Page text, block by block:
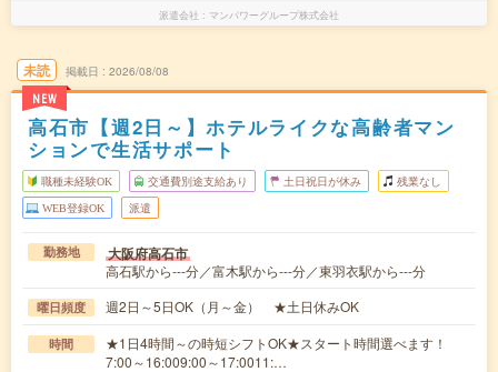
派遣会社 マンパワーグループ株式会社
未読
NEW
掲載日 2026/08/08
高石市【週2日～】ホテルライクな高齢者マン
ションで生活サポート
職種未経験OK 交通費別途支給あり 土日祝日が休み 残業なし
WEB登録OK 派遣
勤務地 大阪府高石市
高石駅から---分／富木駅から---分／東羽衣駅から---分
曜日頻度 週2日～5日OK（月～金） ★土日休みOK
時間
★1日4時間～の時短シフトOK★スタート時間選べます！
7:00～16:009:00～17:0011:…